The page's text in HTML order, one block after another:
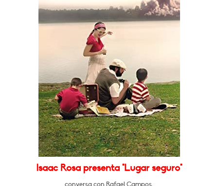
Isaac Rosa presenta "Lugar seguro"
conversa con Rafael Campos.